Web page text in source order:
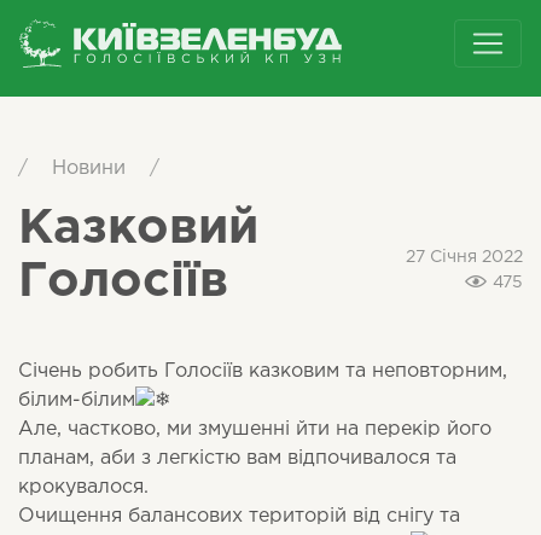
/ Новини /
Казковий
Голосіїв
27 Січня 2022
475
Січень робить Голосіїв казковим та неповторним,
білим-білим
Але, частково, ми змушенні йти на перекір його
планам, аби з легкістю вам відпочивалося та
крокувалося.
Очищення балансових територій від снігу та